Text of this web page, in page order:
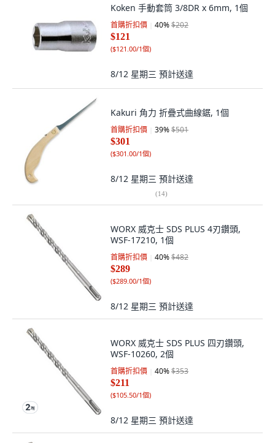
Koken 手動套筒 3/8DR x 6mm, 1個
首購折扣價 40%$202
$121
($121.00/1個)
8/12 星期三 預計送達
Kakuri 角力 折疊式曲線鋸, 1個
首購折扣價 39%$501
$301
($301.00/1個)
8/12 星期三 預計送達
(14)
WORX 威克士 SDS PLUS 4刃鑽頭,
WSF-17210, 1個
首購折扣價 40%$482
$289
($289.00/1個)
8/12 星期三 預計送達
WORX 威克士 SDS PLUS 四刃鑽頭,
WSF-10260, 2個
首購折扣價 40%$353
$211
($105.50/1個)
8/12 星期三 預計送達